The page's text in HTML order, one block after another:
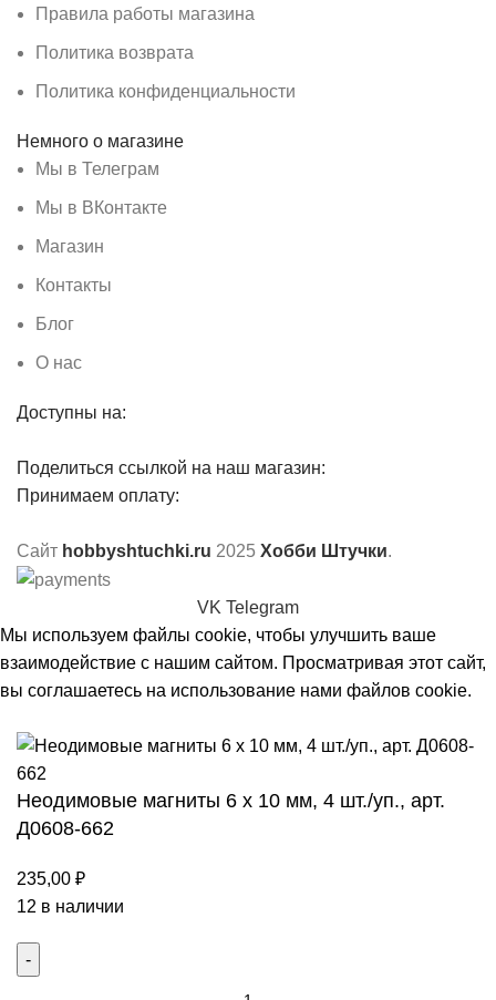
Правила работы магазина
Политика возврата
Политика конфиденциальности
Немного о магазине
Мы в Телеграм
Мы в ВКонтакте
Магазин
Контакты
Блог
О нас
Доступны на:
Поделиться ссылкой на наш магазин:
Принимаем оплату:
Сайт hobbyshtuchki.ru 2025 Хобби Штучки.
VK Telegram
Мы используем файлы cookie, чтобы улучшить ваше
взаимодействие с нашим сайтом. Просматривая этот сайт,
вы соглашаетесь на использование нами файлов cookie.
Неодимовые магниты 6 х 10 мм, 4 шт./уп., арт.
Д0608-662
235,00 ₽
12 в наличии